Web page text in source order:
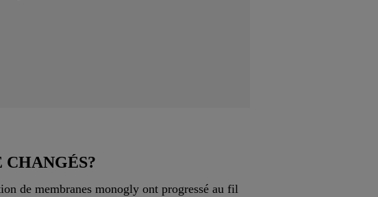
de membranes monogly ont progressé au fil